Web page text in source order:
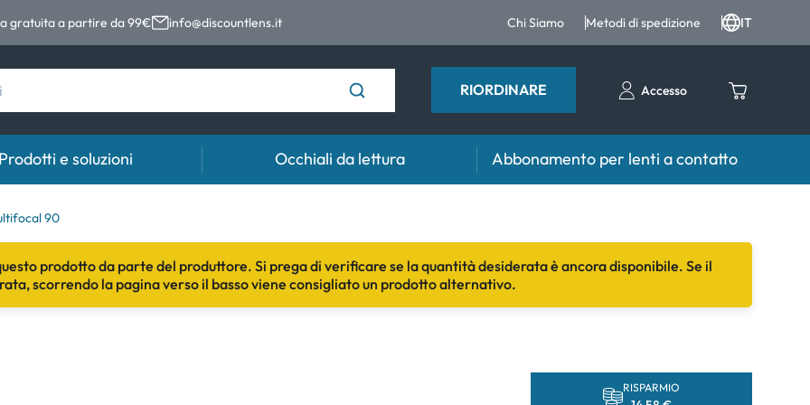
gratuita a partire da 99€ info@discountlens.it Chi Siamo Metodi di spedizione IT
RIORDINARE Accesso
Lenti bisettimanali
Prodotti e soluzioni Occhiali da lettura Abbonamento per lenti a contatto
90
prodotto da parte del produttore. Si prega di verificare se la quantità desiderata è ancora disponibile. Se il
scorrendo la pagina verso il basso viene consigliato un prodotto alternativo.
RISPARMIO